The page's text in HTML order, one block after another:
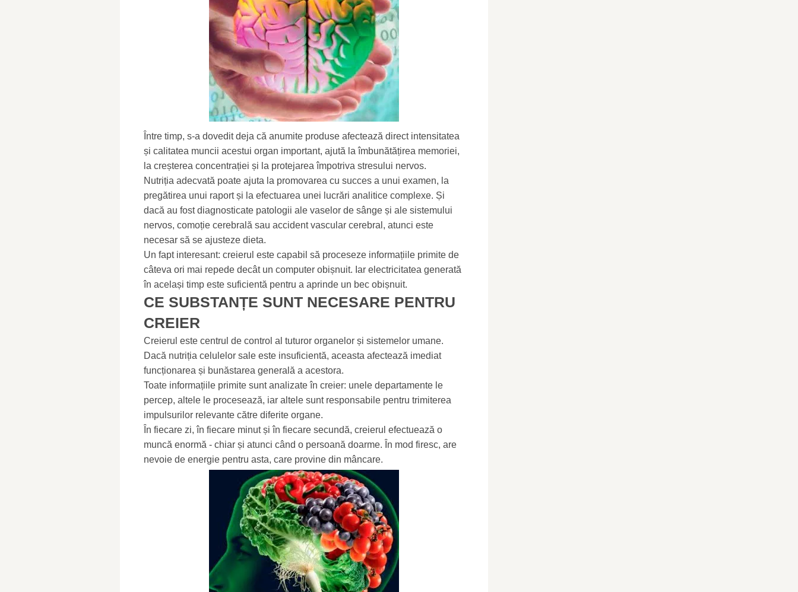
Între timp, s-a dovedit deja că anumite produse afectează direct intensitatea
și calitatea muncii acestui organ important, ajută la îmbunătățirea memoriei,
la creșterea concentrației și la protejarea împotriva stresului nervos.
Nutriția adecvată poate ajuta la promovarea cu succes a unui examen, la
pregătirea unui raport și la efectuarea unei lucrări analitice complexe. Și
dacă au fost diagnosticate patologii ale vaselor de sânge și ale sistemului
nervos, comoție cerebrală sau accident vascular cerebral, atunci este
necesar să se ajusteze dieta.
Un fapt interesant: creierul este capabil să proceseze informațiile primite de
câteva ori mai repede decât un computer obișnuit. Iar electricitatea generată
în același timp este suficientă pentru a aprinde un bec obișnuit.
CE SUBSTANȚE SUNT NECESARE PENTRU
CREIER
Creierul este centrul de control al tuturor organelor și sistemelor umane.
Dacă nutriția celulelor sale este insuficientă, aceasta afectează imediat
funcționarea și bunăstarea generală a acestora.
Toate informațiile primite sunt analizate în creier: unele departamente le
percep, altele le procesează, iar altele sunt responsabile pentru trimiterea
impulsurilor relevante către diferite organe.
În fiecare zi, în fiecare minut și în fiecare secundă, creierul efectuează o
muncă enormă - chiar și atunci când o persoană doarme. În mod firesc, are
nevoie de energie pentru asta, care provine din mâncare.